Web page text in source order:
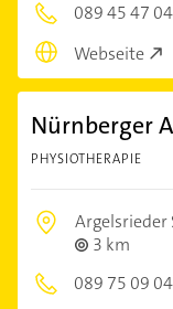
089 45 47
Webseite
Nürnberger
PHYSIOTHERAPIE
Argelsrieder
3 km
089 75 09